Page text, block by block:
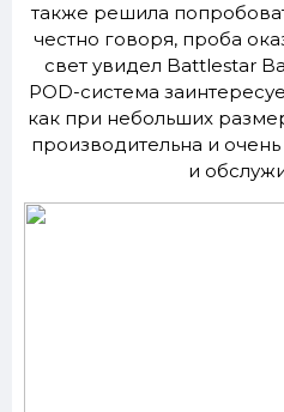
также решила
честно говоря, проба
свет увидел Battlestar
POD-система
как при небольших
производительна и
и